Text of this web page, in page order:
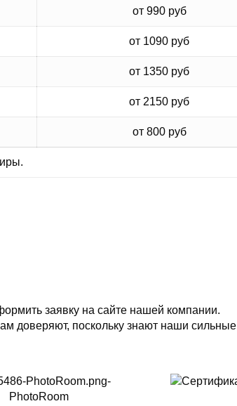
от 990 руб
от 1090 руб
от 1350 руб
от 2150 руб
от 800 руб
заявку на сайте нашей компании.
доверяют, поскольку знают наши сильные